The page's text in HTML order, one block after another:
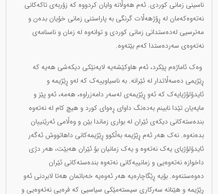
ناسینی زمانی کوردی. ئەم هەوڵانە وایان کردووە کە زۆربەی تاکەکانی
نەتەوەکەمان لە ڕۆژهەڵات گرنگی بە پاراستنی زمانی خۆیان بدەن و
مەترسیی لەدەستدانی زمانی کوردی و توانەوە لە زمان و ناسنامەی
نەتەوەی سەردەستدا کەم بێتەوە.
وەک ئاماژەم پێکرد، ئەم هاوکێشەیە لایەنێکی دیکەشی هەیە کە
ڕێژیمی دەسەڵاتدار لە ئێرانە. بە ناسیاوییەک کە لەو ڕێژیمە و
ئایدۆلۆژیایەک کە ئەو ڕێژیمەی لەسەر دامەزراوە، هەمە، ئەو پێز و
مایەیان تێدا نابینم بەدەنگ داوای ڕەوای کورد و هیچ کام لە نەتەوە
بندەستەکانی دیکەی ئێران لە بواری زماندا بێن و وەڵامی ئەرێنییان
بدەنەوە. نەک هەر ئەم ڕێژیمە بەڵکوو ڕێژیمەکانی داهاتووش ئەگەر
ئایدۆلۆژیای یەک نەتەوە و یەک زمانیان بۆ ئێران هەبێت، هەر دژی
داخوازە نەتەوەیی و زمانییەکانی نەتەوە بندەستەکانی ئێران
دەوەستنەوە. بۆیە ڕێگاچارەیە هەر ئەوەیە خەباتمان هەتا لابردنی ئەو
ڕێژیمە و هێنانە سەرکاری سیستەمێکی سیاسیی کە فرەیی نەتەوەیی و